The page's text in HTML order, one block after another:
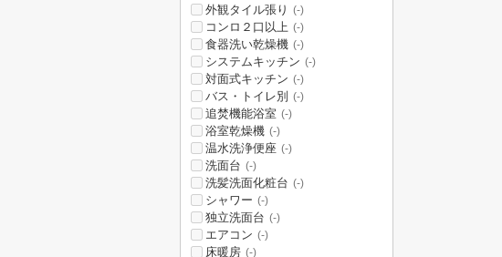
外観タイル張り (-)
コンロ２口以上 (-)
食器洗い乾燥機 (-)
システムキッチン (-)
対面式キッチン (-)
バス・トイレ別 (-)
追焚機能浴室 (-)
浴室乾燥機 (-)
温水洗浄便座 (-)
洗面台 (-)
洗髪洗面化粧台 (-)
シャワー (-)
独立洗面台 (-)
エアコン (-)
床暖房 (-)